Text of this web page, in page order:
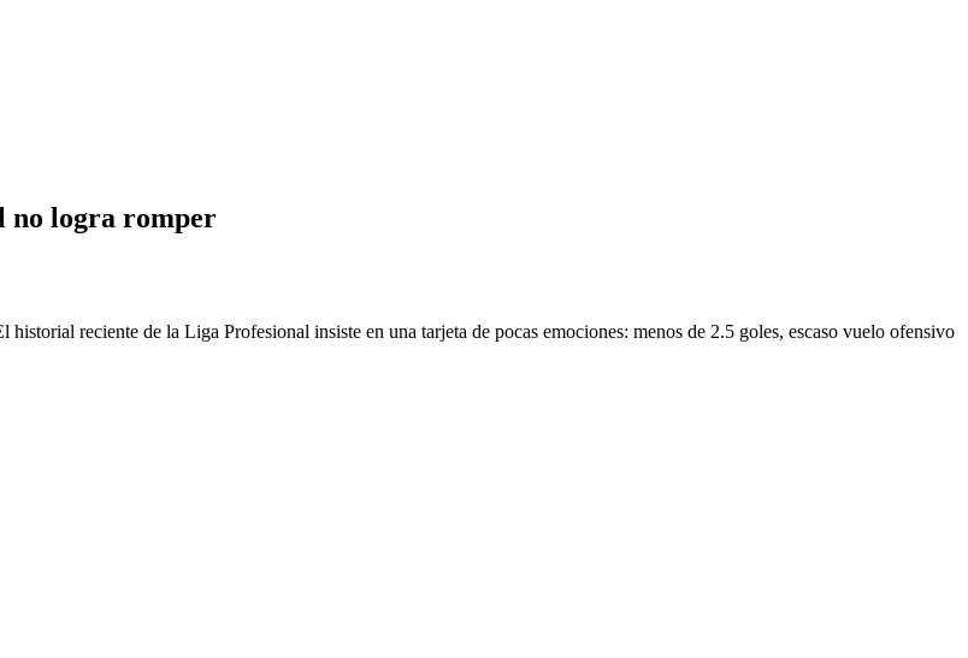
no logra romper
reciente de la Liga Profesional insiste en una tarjeta de pocas emociones: menos de 2.5 goles, escaso vuelo ofensivo